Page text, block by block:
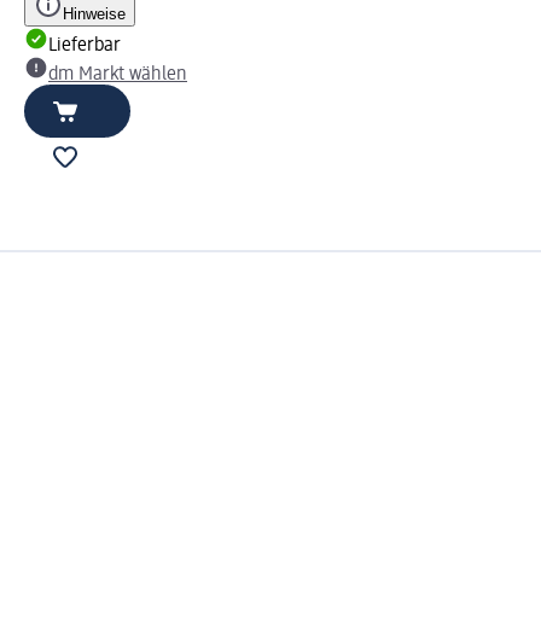
Hinweise
Lieferbar
dm Markt wählen